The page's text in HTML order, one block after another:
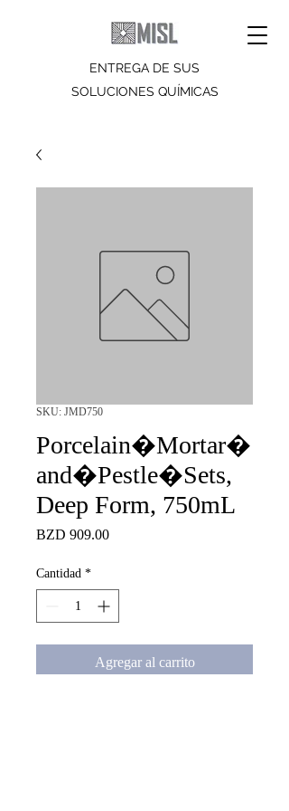
ENTREGA DE SUS
SOLUCIONES QUÍMICAS
SKU: JMD750
Porcelain�Mortar�
and�Pestle�Sets,
Deep Form, 750mL
BZD 909.00Precio
Cantidad *
Agregar al carrito